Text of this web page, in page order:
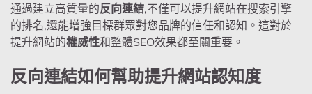
通過建立高質量的反向連結,不僅可以提升網站在搜索引擎
的排名,還能增強目標群眾對您品牌的信任和認知。這對於
提升網站的權威性和整體SEO效果都至關重要。
反向連結如何幫助提升網站認知度